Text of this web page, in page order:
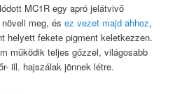
MC1R egy apró jelátvivő
növeli meg, ésez vezet majd ahhoz,
helyett fekete pigment keletkezzen.
működik teljes gőzzel, világosabb
ill. hajszálak jönnek létre.